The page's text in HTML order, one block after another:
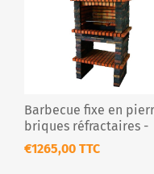
Barbecue fixe en
briques réfractaires -
CS201-60
€1265,00 TTC